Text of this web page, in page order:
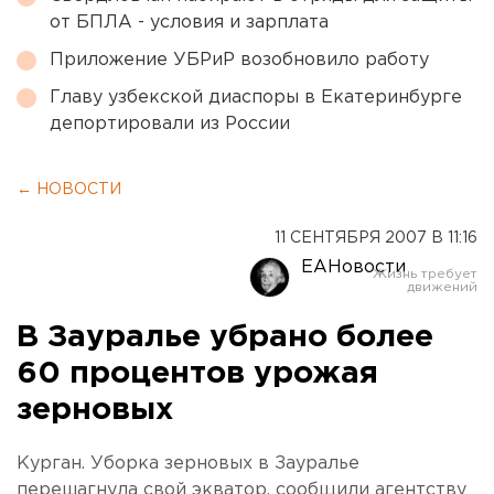
от БПЛА - условия и зарплата
Приложение УБРиР возобновило работу
Главу узбекской диаспоры в Екатеринбурге
депортировали из России
← НОВОСТИ
11 СЕНТЯБРЯ 2007 В 11:16
ЕАНовости
В Зауралье убрано более
60 процентов урожая
зерновых
Курган. Уборка зерновых в Зауралье
перешагнула свой экватор, сообщили агентству